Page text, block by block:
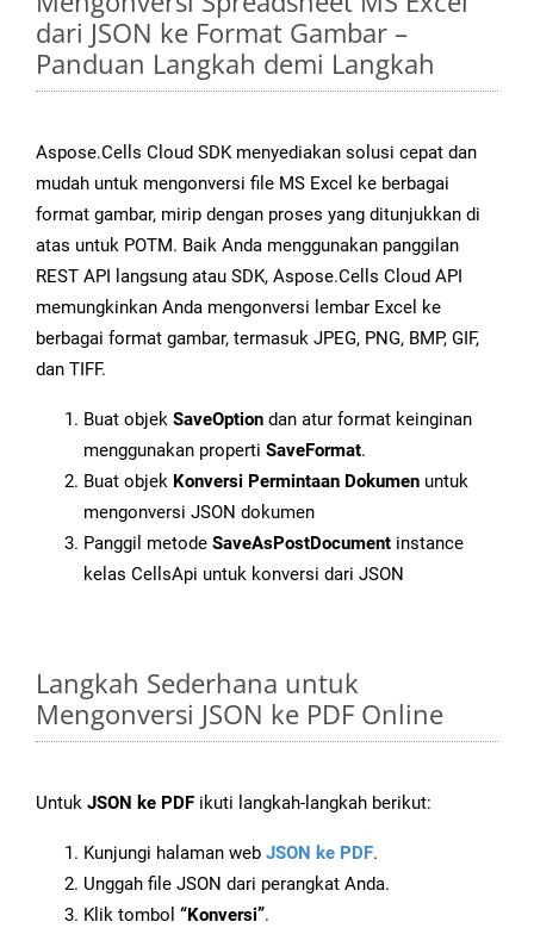
dari JSON ke Format Gambar –
Panduan Langkah demi Langkah
Aspose.Cells Cloud SDK menyediakan solusi cepat dan
mudah untuk mengonversi file MS Excel ke berbagai
format gambar, mirip dengan proses yang ditunjukkan di
atas untuk POTM. Baik Anda menggunakan panggilan
REST API langsung atau SDK, Aspose.Cells Cloud API
memungkinkan Anda mengonversi lembar Excel ke
berbagai format gambar, termasuk JPEG, PNG, BMP, GIF,
dan TIFF.
Buat objek SaveOption dan atur format keinginan
menggunakan properti SaveFormat.
Buat objek Konversi Permintaan Dokumen untuk
mengonversi JSON dokumen
Panggil metode SaveAsPostDocument instance
kelas CellsApi untuk konversi dari JSON
Langkah Sederhana untuk
Mengonversi JSON ke PDF Online
Untuk JSON ke PDF ikuti langkah-langkah berikut:
Kunjungi halaman web JSON ke PDF.
Unggah file JSON dari perangkat Anda.
Klik tombol “Konversi”.